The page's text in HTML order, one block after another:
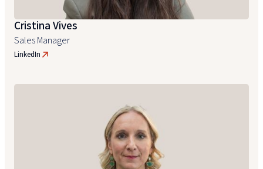
Cristina Vives
Sales Manager
LinkedIn